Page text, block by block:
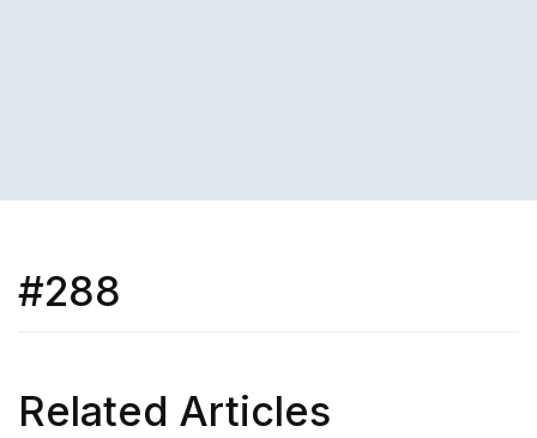
#288
Related Articles